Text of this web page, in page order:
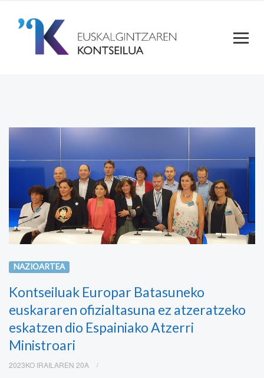
NAZIOARTEA
Kontseiluak Europar Batasuneko
euskararen ofizialtasuna ez atzeratzeko
eskatzen dio Espainiako Atzerri
Ministroari
2023KO IRAILAREN 20A